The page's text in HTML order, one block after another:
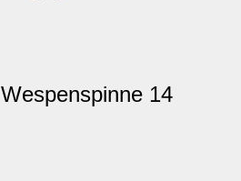
Wespenspinne 14